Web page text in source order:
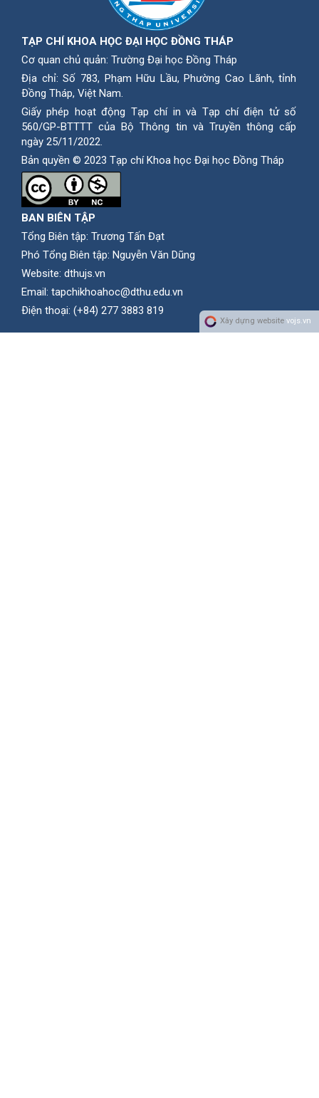
TẠP CHÍ KHOA HỌC ĐẠI HỌC ĐỒNG THÁP
Cơ quan chủ quản: Trường Đại học Đồng Tháp
Địa chỉ: Số 783, Phạm Hữu Lầu, Phường Cao Lãnh, tỉnh
Ðồng Tháp, Việt Nam.
Giấy phép hoạt động Tạp chí in và Tạp chí điện tử số
560/GP-BTTTT của Bộ Thông tin và Truyền thông cấp
ngày 25/11/2022.
Bản quyền © 2023 Tạp chí Khoa học Đại học Đồng Tháp
BAN BIÊN TẬP
Tổng Biên tập: Trương Tấn Đạt
Phó Tổng Biên tập: Nguyễn Văn Dũng
Website: dthujs.vn
Email: tapchikhoahoc@dthu.edu.vn
Ðiện thoại: (+84) 277 3883 819